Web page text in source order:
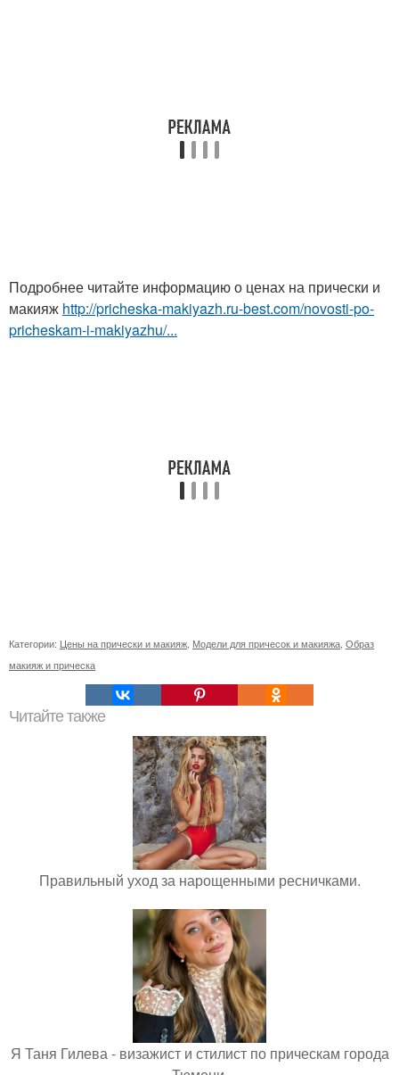
Подробнее читайте информацию о ценах на прически и
макияж http://pricheska-makiyazh.ru-best.com/novosti-po-
pricheskam-i-makiyazhu/...
Категории: Цены на прически и макияж Модели для причесок и макияжа Образ
макияж и прическа
Читайте также
Правильный уход за нарощенными ресничками.
Я Таня Гилева - визажист и стилист по прическам города